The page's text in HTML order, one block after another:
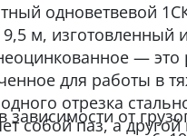
одноветвевой
9,5 м, изготовленный
— это
для работы в
отрезка
собой паз, а
зависимости от